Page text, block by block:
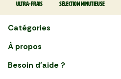
Ultra-frais Sélection minutieuse
Catégories
Faire ses courses en ligne
À propos
Besoin d'aide ?